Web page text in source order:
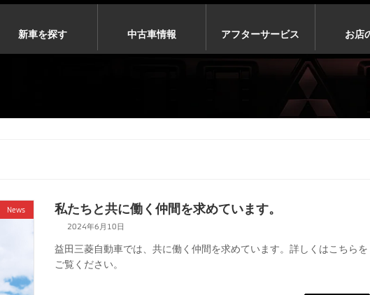
新車を探す 中古車情報 アフターサービス お店
News 私たちと共に働く仲間を求めています。
2024年6月10日
益田三菱自動車では、共に働く仲間を求めています。詳しくはこちらを
ご覧ください。